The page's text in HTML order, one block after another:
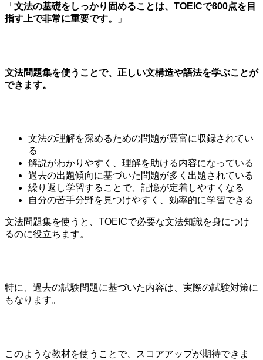
「 文法の基礎をしっかり固めることは、TOEICで800点を目
指す上で非常に重要です。
」
文法問題集を使うことで、正しい文構造や語法を学ぶことが
できます。
文法の理解を深めるための問題が豊富に収録されてい
る
解説がわかりやすく、理解を助ける内容になっている
過去の出題傾向に基づいた問題が多く出題されている
繰り返し学習することで、記憶が定着しやすくなる
自分の苦手分野を見つけやすく、効率的に学習できる
文法問題集を使うと、TOEICで必要な文法知識を身につけ
るのに役立ちます。
特に、過去の試験問題に基づいた内容は、実際の試験対策に
もなります。
このような教材を使うことで、スコアアップが期待できま